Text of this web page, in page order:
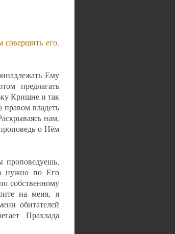
совершить его,
Ему
предлагать
Кришне и так
правом владеть
нам,
о Нём
проповедуешь,
нужно по Его
собственному
на меня, я
обитателей
Прахлада